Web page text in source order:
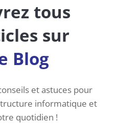
tous
sur
Blog
et astuces pour
informatique et
quotidien !